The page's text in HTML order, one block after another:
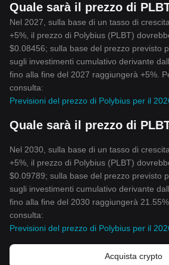
Quale sarà il prezzo di
Nel 2027, sulla base di un tasso di
+5%, il prezzo di Polybius (PLBT)
$0.08456; sulla base del prezzo previsto
sugli investimenti cumulativo derivante
fino alla fine del 2027 raggiungerà +5%.
consulta:
Previsioni del prezzo di Polybius per il
Quale sarà il prezzo di
Nel 2030, sulla base di un tasso di
+5%, il prezzo di Polybius (PLBT)
$0.09789; sulla base del prezzo previsto
sugli investimenti cumulativo derivante
fino alla fine del 2030 raggiungerà
consulta:
Previsioni del prezzo di Polybius per il
Acquista crypto